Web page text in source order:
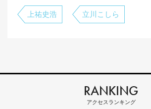
上祐史浩 立川こしら
RANKING
アクセスランキング